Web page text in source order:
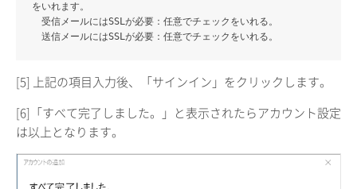
をいれます。
受信メールにはSSLが必要 ：任意でチェックをいれる。
送信メールにはSSLが必要 ：任意でチェックをいれる。
[5] 上記の項目入力後、「サインイン」をクリックします。
[6]「すべて完了しました。」と表示されたらアカウント設定
は以上となります。